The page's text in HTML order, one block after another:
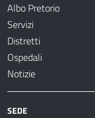
Albo Pretorio
Servizi
Distretti
Ospedali
Notizie
SEDE